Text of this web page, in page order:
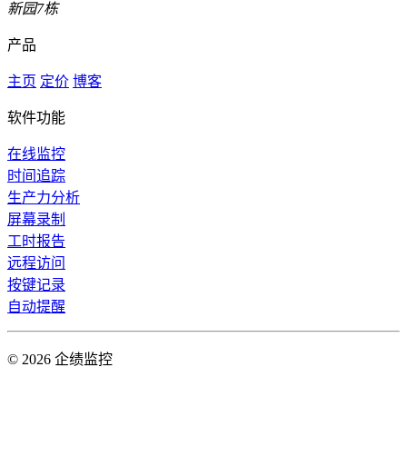
新园7栋
产品
主页 定价 博客
软件功能
在线监控
时间追踪
生产力分析
屏幕录制
工时报告
远程访问
按键记录
自动提醒
© 2026 企绩监控